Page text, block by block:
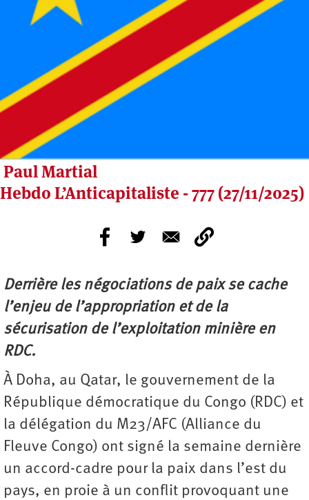
Paul Martial
Hebdo L’Anticapitaliste - 777 (27/11/2025)
Derrière les négociations de paix se cache
l’enjeu de l’appropriation et de la
sécurisation de l’exploitation minière en
RDC.
À Doha, au Qatar, le gouvernement de la
République démocratique du Congo (RDC) et
la délégation du M23/AFC (Alliance du
Fleuve Congo) ont signé la semaine dernière
un accord-cadre pour la paix dans l’est du
pays, en proie à un conflit provoquant une